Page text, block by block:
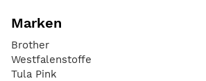
Marken
Brother
Westfalenstoffe
Tula Pink